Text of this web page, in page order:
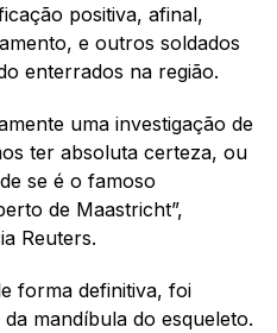
positiva, afinal,
e outros soldados
enterrados na região.
uma investigação de
ter absoluta certeza, ou
se é o famoso
de Maastricht”,
Reuters.
forma definitiva, foi
mandíbula do esqueleto.